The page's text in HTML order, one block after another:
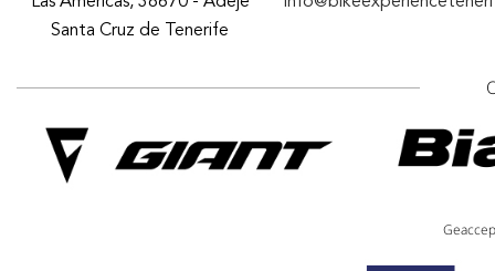
Santa Cruz de Tenerife